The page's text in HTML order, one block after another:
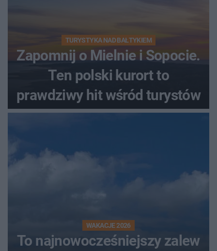
TURYSTYKA NAD BAŁTYKIEM
Zapomnij o Mielnie i Sopocie.
Ten polski kurort to
prawdziwy hit wśród turystów
WAKACJE 2026
To najnowocześniejszy zalew